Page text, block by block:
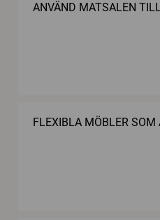
ANVÄND MATSALEN
FLEXIBLA MÖBLER